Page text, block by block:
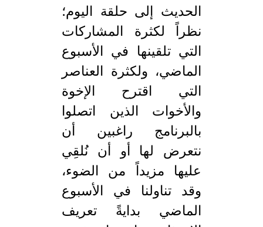
الحديث إلى حلقة اليوم؛
نظراً لكثرة المشاركات
التي تلقينها في الأسبوع
الماضي، ولكثرة العناصر
التي اقترح الإخوة
والأخوات الذين اتصلوا
بالبرنامج راغبين أن
نتعرض لها أو أن نُلقِي
عليها مزيداً من الضوء،
وقد تناولنا في الأسبوع
الماضي بدايةً تعريف